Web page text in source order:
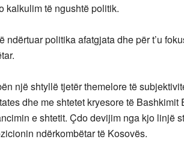
kalkulim të ngushtë politik.
ndërtuar politika afatgjata dhe për t’u
një shtyllë tjetër themelore të
dhe me shtetet kryesore të Bashkimit
e shtetit. Çdo devijim nga kjo linjë
ndërkombëtar të Kosovës.